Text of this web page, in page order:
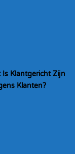
Is Klantgericht Zijn
Klanten?